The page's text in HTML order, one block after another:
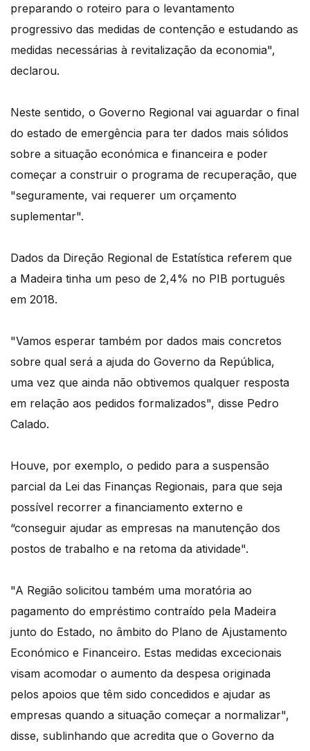
preparando o roteiro para o levantamento
progressivo das medidas de contenção e estudando as
medidas necessárias à revitalização da economia",
declarou.
Neste sentido, o Governo Regional vai aguardar o final
do estado de emergência para ter dados mais sólidos
sobre a situação económica e financeira e poder
começar a construir o programa de recuperação, que
"seguramente, vai requerer um orçamento
suplementar".
Dados da Direção Regional de Estatística referem que
a Madeira tinha um peso de 2,4% no PIB português
em 2018.
"Vamos esperar também por dados mais concretos
sobre qual será a ajuda do Governo da República,
uma vez que ainda não obtivemos qualquer resposta
em relação aos pedidos formalizados", disse Pedro
Calado.
Houve, por exemplo, o pedido para a suspensão
parcial da Lei das Finanças Regionais, para que seja
possível recorrer a financiamento externo e
“conseguir ajudar as empresas na manutenção dos
postos de trabalho e na retoma da atividade".
"A Região solicitou também uma moratória ao
pagamento do empréstimo contraído pela Madeira
junto do Estado, no âmbito do Plano de Ajustamento
Económico e Financeiro. Estas medidas excecionais
visam acomodar o aumento da despesa originada
pelos apoios que têm sido concedidos e ajudar as
empresas quando a situação começar a normalizar",
disse, sublinhando que acredita que o Governo da